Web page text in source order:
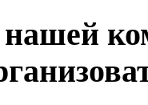
нашей